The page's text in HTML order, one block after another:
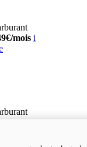
mois i